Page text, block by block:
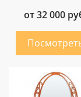
от 32 000